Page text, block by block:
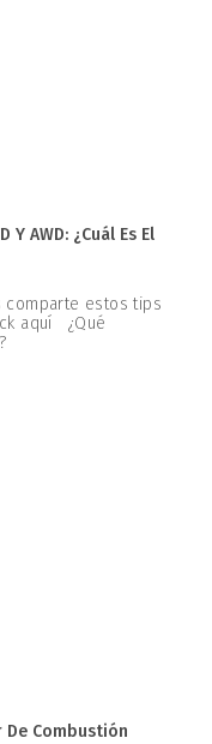
Y AWD: ¿Cuál Es El
comparte estos tips
aquí ¿Qué
De Combustión